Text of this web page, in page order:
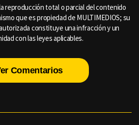
reproducción total o parcial del contenido
que es propiedad de MULTIMEDIOS; su
constituye una infracción y un
con las leyes aplicables.
Comentarios